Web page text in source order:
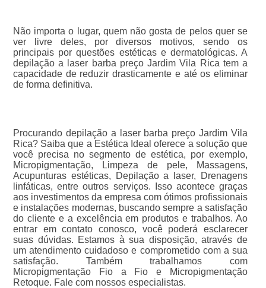
Não importa o lugar, quem não gosta de pelos quer se
ver livre deles, por diversos motivos, sendo os
principais por questões estéticas e dermatológicas. A
depilação a laser barba preço Jardim Vila Rica tem a
capacidade de reduzir drasticamente e até os eliminar
de forma definitiva.
Procurando depilação a laser barba preço Jardim Vila
Rica? Saiba que a Estética Ideal oferece a solução que
você precisa no segmento de estética, por exemplo,
Micropigmentação, Limpeza de pele, Massagens,
Acupunturas estéticas, Depilação a laser, Drenagens
linfáticas, entre outros serviços. Isso acontece graças
aos investimentos da empresa com ótimos profissionais
e instalações modernas, buscando sempre a satisfação
do cliente e a excelência em produtos e trabalhos. Ao
entrar em contato conosco, você poderá esclarecer
suas dúvidas. Estamos à sua disposição, através de
um atendimento cuidadoso e comprometido com a sua
satisfação. Também trabalhamos com
Micropigmentação Fio a Fio e Micropigmentação
Retoque. Fale com nossos especialistas.